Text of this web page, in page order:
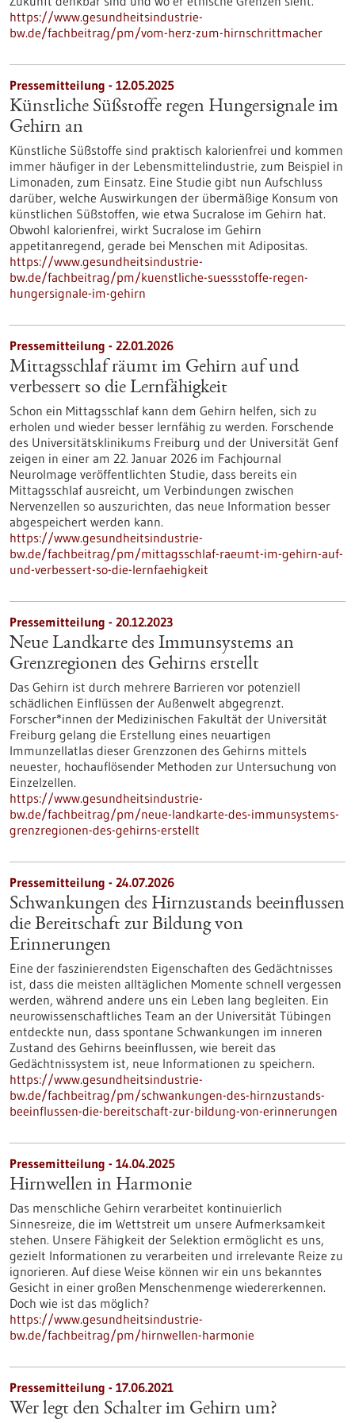
https://www.gesundheitsindustrie-
bw.de/fachbeitrag/pm/vom-herz-zum-hirnschrittmacher
Pressemitteilung - 12.05.2025
Künstliche Süßstoffe regen Hungersignale im
Gehirn an
Künstliche Süßstoffe sind praktisch kalorienfrei und kommen
immer häufiger in der Lebensmittelindustrie, zum Beispiel in
Limonaden, zum Einsatz. Eine Studie gibt nun Aufschluss
darüber, welche Auswirkungen der übermäßige Konsum von
künstlichen Süßstoffen, wie etwa Sucralose im Gehirn hat.
Obwohl kalorienfrei, wirkt Sucralose im Gehirn
appetitanregend, gerade bei Menschen mit Adipositas.
https://www.gesundheitsindustrie-
bw.de/fachbeitrag/pm/kuenstliche-suessstoffe-regen-
hungersignale-im-gehirn
Pressemitteilung - 22.01.2026
Mittagsschlaf räumt im Gehirn auf und
verbessert so die Lernfähigkeit
Schon ein Mittagsschlaf kann dem Gehirn helfen, sich zu
erholen und wieder besser lernfähig zu werden. Forschende
des Universitätsklinikums Freiburg und der Universität Genf
zeigen in einer am 22. Januar 2026 im Fachjournal
NeuroImage veröffentlichten Studie, dass bereits ein
Mittagsschlaf ausreicht, um Verbindungen zwischen
Nervenzellen so auszurichten, das neue Information besser
abgespeichert werden kann.
https://www.gesundheitsindustrie-
bw.de/fachbeitrag/pm/mittagsschlaf-raeumt-im-gehirn-auf-
und-verbessert-so-die-lernfaehigkeit
Pressemitteilung - 20.12.2023
Neue Landkarte des Immunsystems an
Grenzregionen des Gehirns erstellt
Das Gehirn ist durch mehrere Barrieren vor potenziell
schädlichen Einflüssen der Außenwelt abgegrenzt.
Forscher*innen der Medizinischen Fakultät der Universität
Freiburg gelang die Erstellung eines neuartigen
Immunzellatlas dieser Grenzzonen des Gehirns mittels
neuester, hochauflösender Methoden zur Untersuchung von
Einzelzellen.
https://www.gesundheitsindustrie-
bw.de/fachbeitrag/pm/neue-landkarte-des-immunsystems-
grenzregionen-des-gehirns-erstellt
Pressemitteilung - 24.07.2026
Schwankungen des Hirnzustands beeinflussen
die Bereitschaft zur Bildung von
Erinnerungen
Eine der faszinierendsten Eigenschaften des Gedächtnisses
ist, dass die meisten alltäglichen Momente schnell vergessen
werden, während andere uns ein Leben lang begleiten. Ein
neurowissenschaftliches Team an der Universität Tübingen
entdeckte nun, dass spontane Schwankungen im inneren
Zustand des Gehirns beeinflussen, wie bereit das
Gedächtnissystem ist, neue Informationen zu speichern.
https://www.gesundheitsindustrie-
bw.de/fachbeitrag/pm/schwankungen-des-hirnzustands-
beeinflussen-die-bereitschaft-zur-bildung-von-erinnerungen
Pressemitteilung - 14.04.2025
Hirnwellen in Harmonie
Das menschliche Gehirn verarbeitet kontinuierlich
Sinnesreize, die im Wettstreit um unsere Aufmerksamkeit
stehen. Unsere Fähigkeit der Selektion ermöglicht es uns,
gezielt Informationen zu verarbeiten und irrelevante Reize zu
ignorieren. Auf diese Weise können wir ein uns bekanntes
Gesicht in einer großen Menschenmenge wiedererkennen.
Doch wie ist das möglich?
https://www.gesundheitsindustrie-
bw.de/fachbeitrag/pm/hirnwellen-harmonie
Pressemitteilung - 17.06.2021
Wer legt den Schalter im Gehirn um?